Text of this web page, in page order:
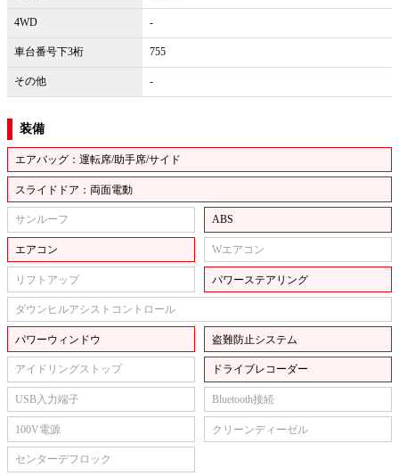
4WD -
車台番号下3桁 755
その他 -
装備
エアバッグ：運転席/助手席/サイド
スライドドア：両面電動
サンルーフ ABS
エアコン Wエアコン
リフトアップ パワーステアリング
ダウンヒルアシストコントロール
パワーウィンドウ 盗難防止システム
アイドリングストップ ドライブレコーダー
USB入力端子 Bluetooth接続
100V電源 クリーンディーゼル
センターデフロック